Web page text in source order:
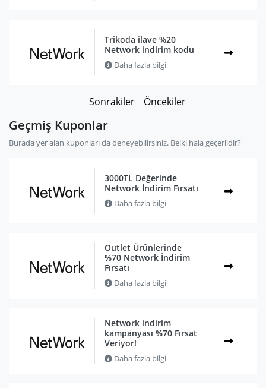
Trikoda ilave %20
Network indirim kodu
Daha fazla bilgi
Sonrakiler Öncekiler
Geçmiş Kuponlar
Burada yer alan kuponları da deneyebilirsiniz. Belki hala geçerlidir?
3000TL Değerinde
Network İndirim Fırsatı
Daha fazla bilgi
Outlet Ürünlerinde
%70 Network İndirim
Fırsatı
Daha fazla bilgi
Network indirim
kampanyası %70 Fırsat
Veriyor!
Daha fazla bilgi